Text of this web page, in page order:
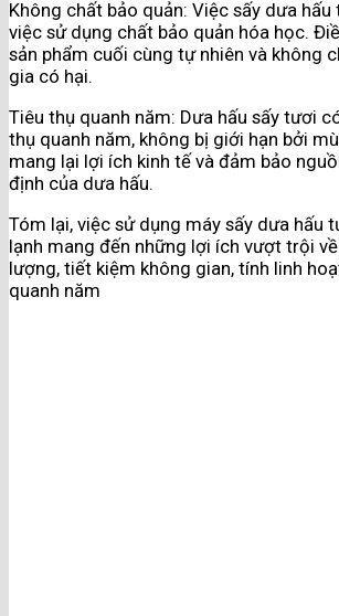
Không chất bảo quản: Việc sấy dưa
việc sử dụng chất bảo quản hóa học.
sản phẩm cuối cùng tự nhiên và không
gia có hại.
Tiêu thụ quanh năm: Dưa hấu sấy tươi
thụ quanh năm, không bị giới hạn bởi
mang lại lợi ích kinh tế và đảm bảo
định của dưa hấu.
Tóm lại, việc sử dụng máy sấy dưa hấu
lạnh mang đến những lợi ích vượt trội
lượng, tiết kiệm không gian, tính linh
quanh năm